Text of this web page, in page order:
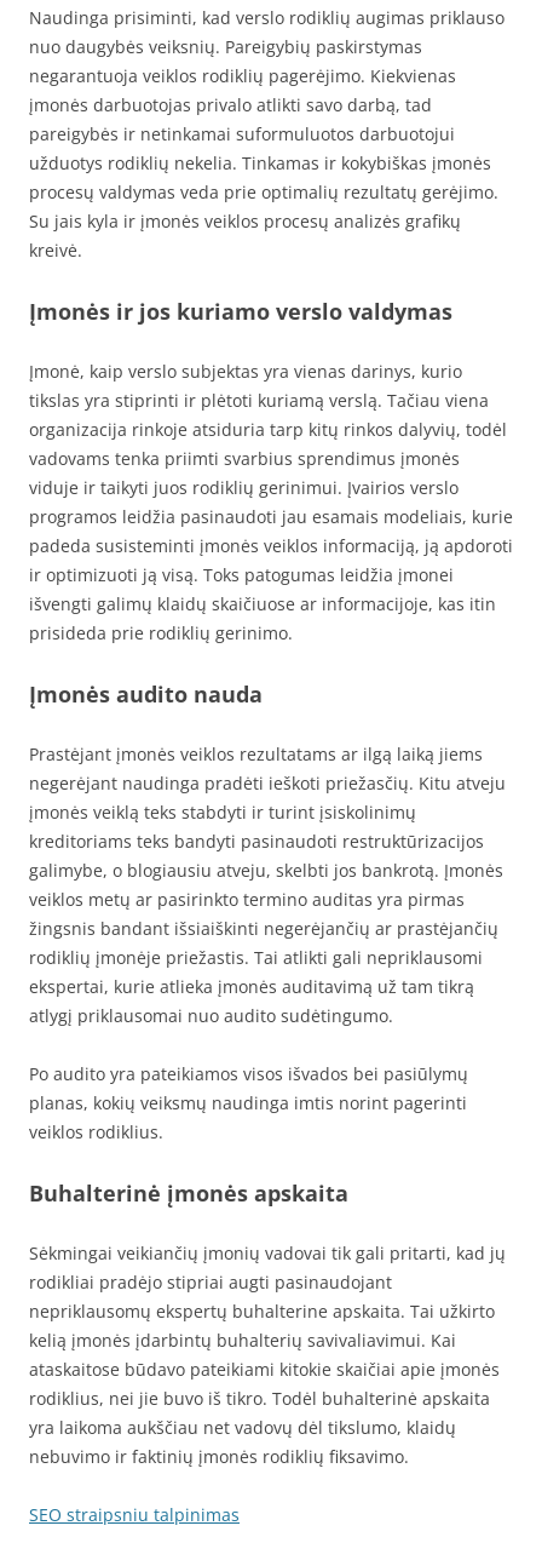
Naudinga prisiminti, kad verslo rodiklių augimas priklauso
nuo daugybės veiksnių. Pareigybių paskirstymas
negarantuoja veiklos rodiklių pagerėjimo. Kiekvienas
įmonės darbuotojas privalo atlikti savo darbą, tad
pareigybės ir netinkamai suformuluotos darbuotojui
užduotys rodiklių nekelia. Tinkamas ir kokybiškas įmonės
procesų valdymas veda prie optimalių rezultatų gerėjimo.
Su jais kyla ir įmonės veiklos procesų analizės grafikų
kreivė.
Įmonės ir jos kuriamo verslo valdymas
Įmonė, kaip verslo subjektas yra vienas darinys, kurio
tikslas yra stiprinti ir plėtoti kuriamą verslą. Tačiau viena
organizacija rinkoje atsiduria tarp kitų rinkos dalyvių, todėl
vadovams tenka priimti svarbius sprendimus įmonės
viduje ir taikyti juos rodiklių gerinimui. Įvairios verslo
programos leidžia pasinaudoti jau esamais modeliais, kurie
padeda susisteminti įmonės veiklos informaciją, ją apdoroti
ir optimizuoti ją visą. Toks patogumas leidžia įmonei
išvengti galimų klaidų skaičiuose ar informacijoje, kas itin
prisideda prie rodiklių gerinimo.
Įmonės audito nauda
Prastėjant įmonės veiklos rezultatams ar ilgą laiką jiems
negerėjant naudinga pradėti ieškoti priežasčių. Kitu atveju
įmonės veiklą teks stabdyti ir turint įsiskolinimų
kreditoriams teks bandyti pasinaudoti restruktūrizacijos
galimybe, o blogiausiu atveju, skelbti jos bankrotą. Įmonės
veiklos metų ar pasirinkto termino auditas yra pirmas
žingsnis bandant išsiaiškinti negerėjančių ar prastėjančių
rodiklių įmonėje priežastis. Tai atlikti gali nepriklausomi
ekspertai, kurie atlieka įmonės auditavimą už tam tikrą
atlygį priklausomai nuo audito sudėtingumo.
Po audito yra pateikiamos visos išvados bei pasiūlymų
planas, kokių veiksmų naudinga imtis norint pagerinti
veiklos rodiklius.
Buhalterinė įmonės apskaita
Sėkmingai veikiančių įmonių vadovai tik gali pritarti, kad jų
rodikliai pradėjo stipriai augti pasinaudojant
nepriklausomų ekspertų buhalterine apskaita. Tai užkirto
kelią įmonės įdarbintų buhalterių savivaliavimui. Kai
ataskaitose būdavo pateikiami kitokie skaičiai apie įmonės
rodiklius, nei jie buvo iš tikro. Todėl buhalterinė apskaita
yra laikoma aukščiau net vadovų dėl tikslumo, klaidų
nebuvimo ir faktinių įmonės rodiklių fiksavimo.
SEO straipsniu talpinimas